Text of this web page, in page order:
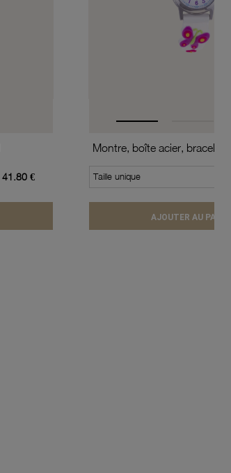
41.80 € Taille unique
AJOUTER AU